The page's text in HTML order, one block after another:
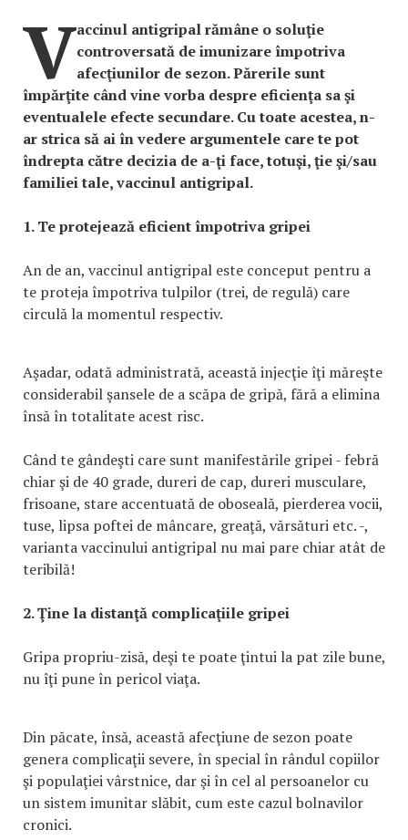
Vaccinul antigripal rămâne o soluţie
controversată de imunizare împotriva
afecţiunilor de sezon. Părerile sunt
împărţite când vine vorba despre eficienţa sa şi
eventualele efecte secundare. Cu toate acestea, n-
ar strica să ai în vedere argumentele care te pot
îndrepta către decizia de a-ţi face, totuşi, ţie şi/sau
familiei tale, vaccinul antigripal.
1. Te protejează eficient împotriva gripei
An de an, vaccinul antigripal este conceput pentru a
te proteja împotriva tulpilor (trei, de regulă) care
circulă la momentul respectiv.
Aşadar, odată administrată, această injecţie îţi măreşte
considerabil şansele de a scăpa de gripă, fără a elimina
însă în totalitate acest risc.
Când te gândeşti care sunt manifestările gripei - febră
chiar şi de 40 grade, dureri de cap, dureri musculare,
frisoane, stare accentuată de oboseală, pierderea vocii,
tuse, lipsa poftei de mâncare, greaţă, vărsături etc. -,
varianta vaccinului antigripal nu mai pare chiar atât de
teribilă!
2. Ţine la distanţă complicaţiile gripei
Gripa propriu-zisă, deşi te poate ţintui la pat zile bune,
nu îţi pune în pericol viaţa.
Din păcate, însă, această afecţiune de sezon poate
genera complicaţii severe, în special în rândul copiilor
şi populaţiei vârstnice, dar şi în cel al persoanelor cu
un sistem imunitar slăbit, cum este cazul bolnavilor
cronici.